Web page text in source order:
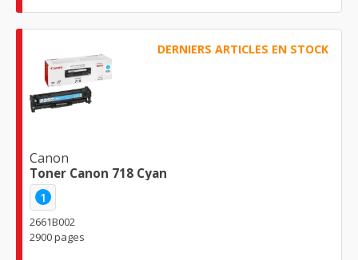
DERNIERS ARTICLES EN STOCK
Canon
Toner Canon 718 Cyan
1
2661B002
2900 pages